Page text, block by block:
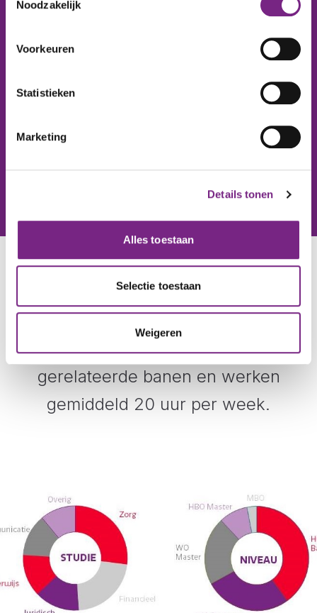
Noodzakelijk
Voorkeuren
Statistieken
Marketing
Details tonen
Alles toestaan
Selectie toestaan
Weigeren
TRAINEESHIP
ONZE STUDENTEN
Onze studenten zijn HBO en WO
opgeleid. Zij kiezen voor studie
gerelateerde banen en werken
gemiddeld 20 uur per week.